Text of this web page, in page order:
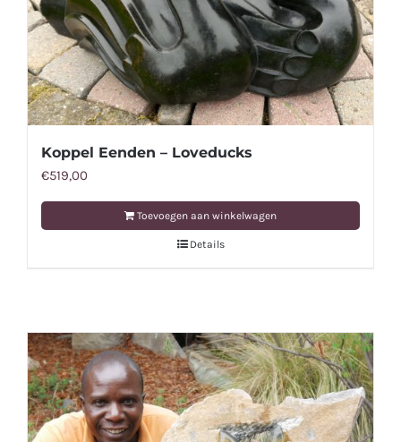
Koppel Eenden – Loveducks
€519,00
Toevoegen aan winkelwagen
Details